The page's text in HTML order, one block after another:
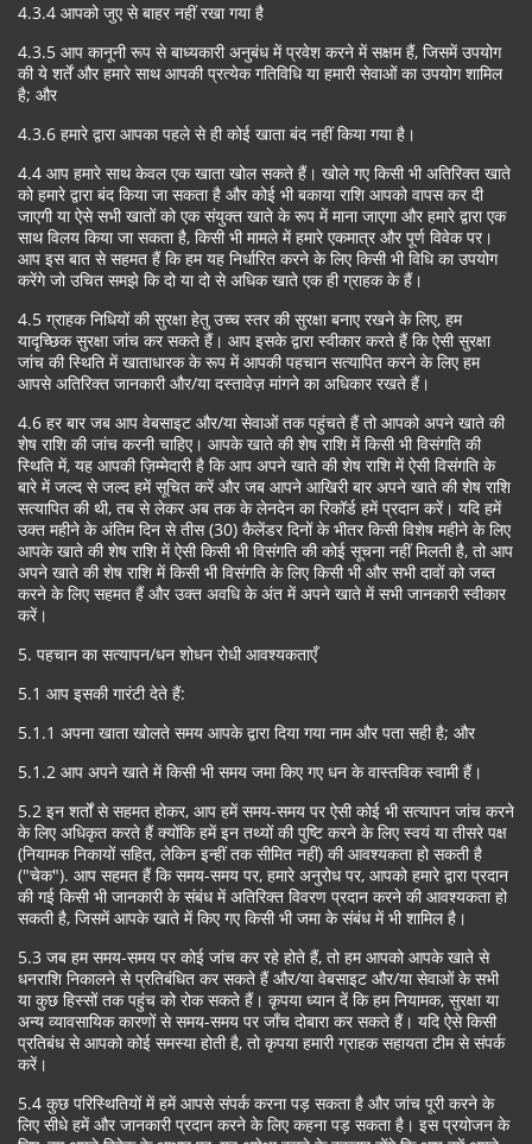
4.3.4 आपको जुए से बाहर नहीं रखा गया है
4.3.5 आप कानूनी रूप से बाध्यकारी अनुबंध में प्रवेश करने में सक्षम हैं, जिसमें उपयोग
की ये शर्तें और हमारे साथ आपकी प्रत्येक गतिविधि या हमारी सेवाओं का उपयोग शामिल
है; और
4.3.6 हमारे द्वारा आपका पहले से ही कोई खाता बंद नहीं किया गया है।
4.4 आप हमारे साथ केवल एक खाता खोल सकते हैं। खोले गए किसी भी अतिरिक्त खाते
को हमारे द्वारा बंद किया जा सकता है और कोई भी बकाया राशि आपको वापस कर दी
जाएगी या ऐसे सभी खातों को एक संयुक्त खाते के रूप में माना जाएगा और हमारे द्वारा एक
साथ विलय किया जा सकता है, किसी भी मामले में हमारे एकमात्र और पूर्ण विवेक पर।
आप इस बात से सहमत हैं कि हम यह निर्धारित करने के लिए किसी भी विधि का उपयोग
करेंगे जो उचित समझे कि दो या दो से अधिक खाते एक ही ग्राहक के हैं।
4.5 ग्राहक निधियों की सुरक्षा हेतु उच्च स्तर की सुरक्षा बनाए रखने के लिए, हम
यादृच्छिक सुरक्षा जांच कर सकते हैं। आप इसके द्वारा स्वीकार करते हैं कि ऐसी सुरक्षा
जांच की स्थिति में खाताधारक के रूप में आपकी पहचान सत्यापित करने के लिए हम
आपसे अतिरिक्त जानकारी और/या दस्तावेज़ मांगने का अधिकार रखते हैं।
4.6 हर बार जब आप वेबसाइट और/या सेवाओं तक पहुंचते हैं तो आपको अपने खाते की
शेष राशि की जांच करनी चाहिए। आपके खाते की शेष राशि में किसी भी विसंगति की
स्थिति में, यह आपकी ज़िम्मेदारी है कि आप अपने खाते की शेष राशि में ऐसी विसंगति के
बारे में जल्द से जल्द हमें सूचित करें और जब आपने आखिरी बार अपने खाते की शेष राशि
सत्यापित की थी, तब से लेकर अब तक के लेनदेन का रिकॉर्ड हमें प्रदान करें। यदि हमें
उक्त महीने के अंतिम दिन से तीस (30) कैलेंडर दिनों के भीतर किसी विशेष महीने के लिए
आपके खाते की शेष राशि में ऐसी किसी भी विसंगति की कोई सूचना नहीं मिलती है, तो आप
अपने खाते की शेष राशि में किसी भी विसंगति के लिए किसी भी और सभी दावों को जब्त
करने के लिए सहमत हैं और उक्त अवधि के अंत में अपने खाते में सभी जानकारी स्वीकार
करें।
5. पहचान का सत्यापन/धन शोधन रोधी आवश्यकताएँ
5.1 आप इसकी गारंटी देते हैं:
5.1.1 अपना खाता खोलते समय आपके द्वारा दिया गया नाम और पता सही है; और
5.1.2 आप अपने खाते में किसी भी समय जमा किए गए धन के वास्तविक स्वामी हैं।
5.2 इन शर्तों से सहमत होकर, आप हमें समय-समय पर ऐसी कोई भी सत्यापन जांच करने
के लिए अधिकृत करते हैं क्योंकि हमें इन तथ्यों की पुष्टि करने के लिए स्वयं या तीसरे पक्ष
(नियामक निकायों सहित, लेकिन इन्हीं तक सीमित नहीं) की आवश्यकता हो सकती है
("चेक"). आप सहमत हैं कि समय-समय पर, हमारे अनुरोध पर, आपको हमारे द्वारा प्रदान
की गई किसी भी जानकारी के संबंध में अतिरिक्त विवरण प्रदान करने की आवश्यकता हो
सकती है, जिसमें आपके खाते में किए गए किसी भी जमा के संबंध में भी शामिल है।
5.3 जब हम समय-समय पर कोई जांच कर रहे होते हैं, तो हम आपको आपके खाते से
धनराशि निकालने से प्रतिबंधित कर सकते हैं और/या वेबसाइट और/या सेवाओं के सभी
या कुछ हिस्सों तक पहुंच को रोक सकते हैं। कृपया ध्यान दें कि हम नियामक, सुरक्षा या
अन्य व्यावसायिक कारणों से समय-समय पर जाँच दोबारा कर सकते हैं। यदि ऐसे किसी
प्रतिबंध से आपको कोई समस्या होती है, तो कृपया हमारी ग्राहक सहायता टीम से संपर्क
करें।
5.4 कुछ परिस्थितियों में हमें आपसे संपर्क करना पड़ सकता है और जांच पूरी करने के
लिए सीधे हमें और जानकारी प्रदान करने के लिए कहना पड़ सकता है। इस प्रयोजन के